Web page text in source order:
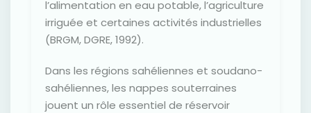
l’alimentation en eau potable, l’agriculture
irriguée et certaines activités industrielles
(BRGM, DGRE, 1992).
Dans les régions sahéliennes et soudano-
sahéliennes, les nappes souterraines
jouent un rôle essentiel de réservoir